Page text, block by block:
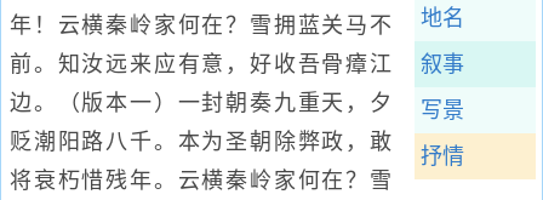
地名
叙事
写景
抒情
年！云横秦岭家何在？雪拥蓝关马不
前。知汝远来应有意，好收吾骨瘴江
边。（版本一）一封朝奏九重天，夕
贬潮阳路八千。本为圣朝除弊政，敢
将衰朽惜残年。云横秦岭家何在？雪